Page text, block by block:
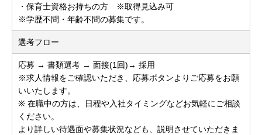
・保育士資格お持ちの方 ※取得見込み可
※学歴不問・年齢不問の募集です。
選考フロー
応募 → 書類選考 → 面接(1回)→ 採用
※求人情報をご確認いただき、応募ボタンよりご応募をお願
いいたします。
※ 在職中の方は、日程や入社タイミングなどお気軽にご相談
ください。
より詳しい待遇面や募集状況なども、説明させていただきま